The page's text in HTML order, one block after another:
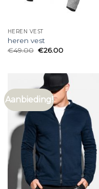
HEREN VEST
heren vest
€49.00 €26.00
Aanbieding!